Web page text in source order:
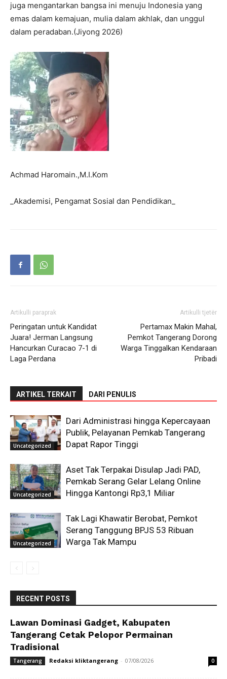
juga mengantarkan bangsa ini menuju Indonesia yang
emas dalam kemajuan, mulia dalam akhlak, dan unggul
dalam peradaban.(Jiyong 2026)
Achmad Haromain.,M.I.Kom
_Akademisi, Pengamat Sosial dan Pendidikan_
Artikulli paraprak
Peringatan untuk Kandidat
Juara! Jerman Langsung
Hancurkan Curacao 7-1 di
Laga Perdana
Artikulli tjetër
Pertamax Makin Mahal,
Pemkot Tangerang Dorong
Warga Tinggalkan Kendaraan
Pribadi
ARTIKEL TERKAIT DARI PENULIS
Uncategorized
Dari Administrasi hingga Kepercayaan
Publik, Pelayanan Pemkab Tangerang
Dapat Rapor Tinggi
Uncategorized
Aset Tak Terpakai Disulap Jadi PAD,
Pemkab Serang Gelar Lelang Online
Hingga Kantongi Rp3,1 Miliar
Uncategorized
Tak Lagi Khawatir Berobat, Pemkot
Serang Tanggung BPJS 53 Ribuan
Warga Tak Mampu
RECENT POSTS
Lawan Dominasi Gadget, Kabupaten
Tangerang Cetak Pelopor Permainan
Tradisional
Tangerang Redaksi kliktangerang - 07/08/2026 0